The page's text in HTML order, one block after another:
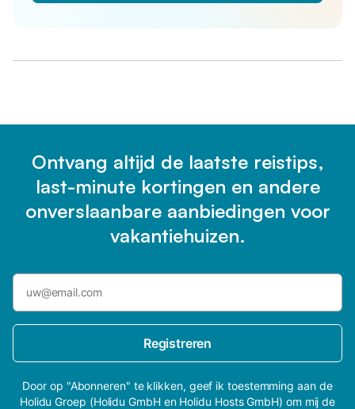
Ontvang altijd de laatste reistips,
last-minute kortingen en andere
onverslaanbare aanbiedingen voor
vakantiehuizen.
Registreren
Door op "Abonneren" te klikken, geef ik toestemming aan de
Holidu Groep (Holidu GmbH en Holidu Hosts GmbH) om mij de